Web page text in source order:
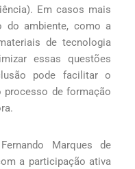
Em casos mais
do ambiente, como a
de tecnologia
essas questões
pode facilitar o
processo de formação
Marques de
a participação ativa